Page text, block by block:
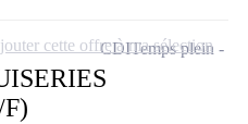
CDITemps plein
cette offre à ma sélection